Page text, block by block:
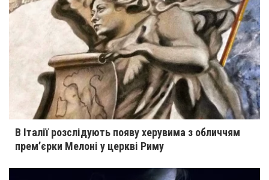
В Італії розслідують появу херувима з обличчям
прем’єрки Мелоні у церкві Риму